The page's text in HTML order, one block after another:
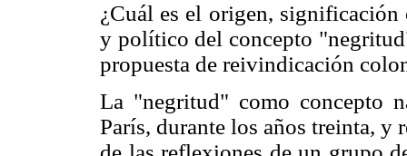
¿Cuál es el origen,
y político del concepto
propuesta de reivindicación
La "negritud" como concepto
París, durante los años treinta, y